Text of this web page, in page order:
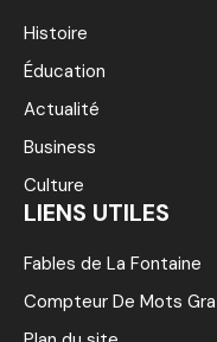
Histoire
Éducation
Actualité
Business
Culture
LIENS UTILES
Fables de La Fontaine
Compteur De Mots